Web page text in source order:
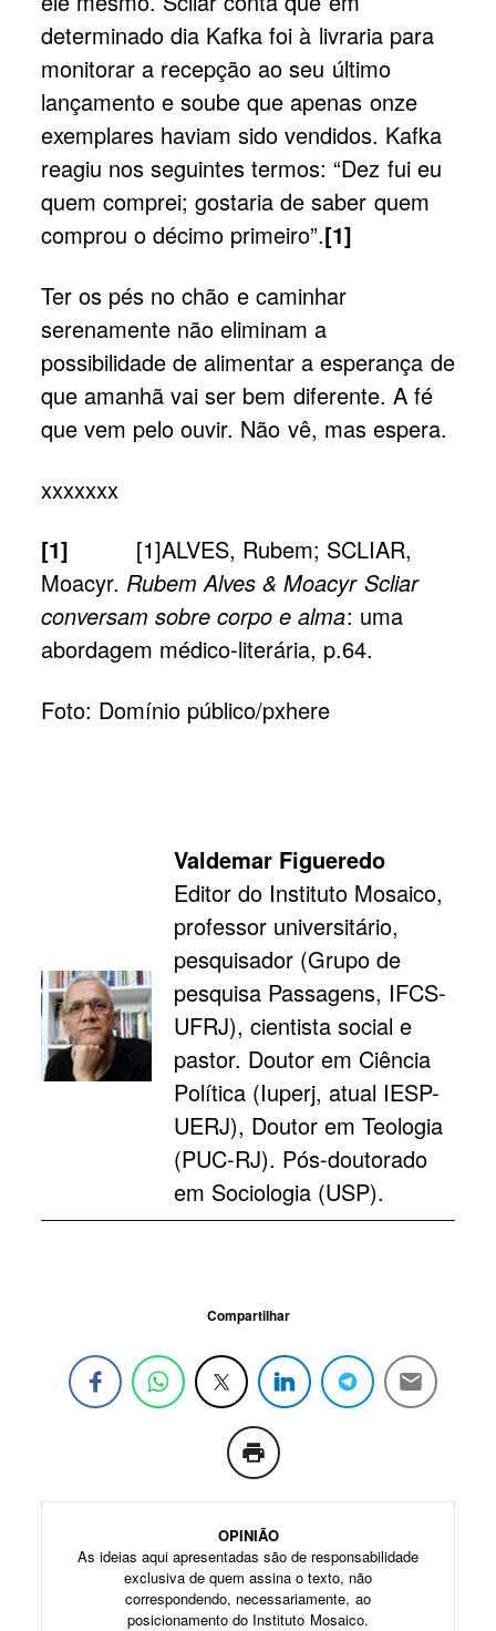
determinado dia Kafka foi à livraria para
monitorar a recepção ao seu último
lançamento e soube que apenas onze
exemplares haviam sido vendidos. Kafka
reagiu nos seguintes termos: “Dez fui eu
quem comprei; gostaria de saber quem
comprou o décimo primeiro”.[1]
Ter os pés no chão e caminhar
serenamente não eliminam a
possibilidade de alimentar a esperança de
que amanhã vai ser bem diferente. A fé
que vem pelo ouvir. Não vê, mas espera.
xxxxxxx
[1] [1]ALVES, Rubem; SCLIAR,
Moacyr. Rubem Alves & Moacyr Scliar
conversam sobre corpo e alma: uma
abordagem médico-literária, p.64.
Foto: Domínio público/pxhere
Valdemar Figueredo
Editor do Instituto Mosaico,
professor universitário,
pesquisador (Grupo de
pesquisa Passagens, IFCS-
UFRJ), cientista social e
pastor. Doutor em Ciência
Política (Iuperj, atual IESP-
UERJ), Doutor em Teologia
(PUC-RJ). Pós-doutorado
em Sociologia (USP).
Compartilhar
OPINIÃO
As ideias aqui apresentadas são de responsabilidade
exclusiva de quem assina o texto, não
correspondendo, necessariamente, ao
posicionamento do Instituto Mosaico.